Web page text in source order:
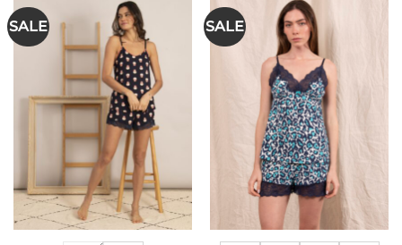
várias
variantes.
As
opções
podem
ser
escolhidas
na
página
do
produto
As
opções
podem
ser
escolhidas
na
página
do
produto
SALE SALE